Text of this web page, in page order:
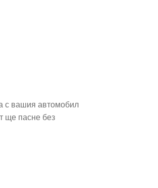
с вашия автомобил
ще пасне без